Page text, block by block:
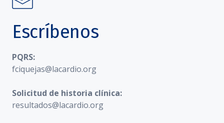
Escríbenos
PQRS:
fciquejas@lacardio.org
Solicitud de historia clínica:
resultados@lacardio.org